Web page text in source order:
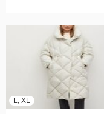
L, XL